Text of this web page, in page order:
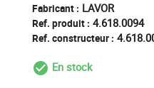
Fabricant : LAVOR
Ref. produit : 4.618.0094
Ref. constructeur :
En stock